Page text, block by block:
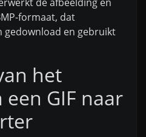
formaat, dat
gedownload en gebruikt
het
GIF naar